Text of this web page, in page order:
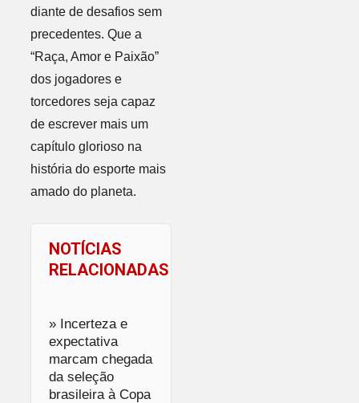
diante de desafios sem
precedentes. Que a
“Raça, Amor e Paixão”
dos jogadores e
torcedores seja capaz
de escrever mais um
capítulo glorioso na
história do esporte mais
amado do planeta.
NOTÍCIAS
RELACIONADAS
» Incerteza e
expectativa
marcam chegada
da seleção
brasileira à Copa